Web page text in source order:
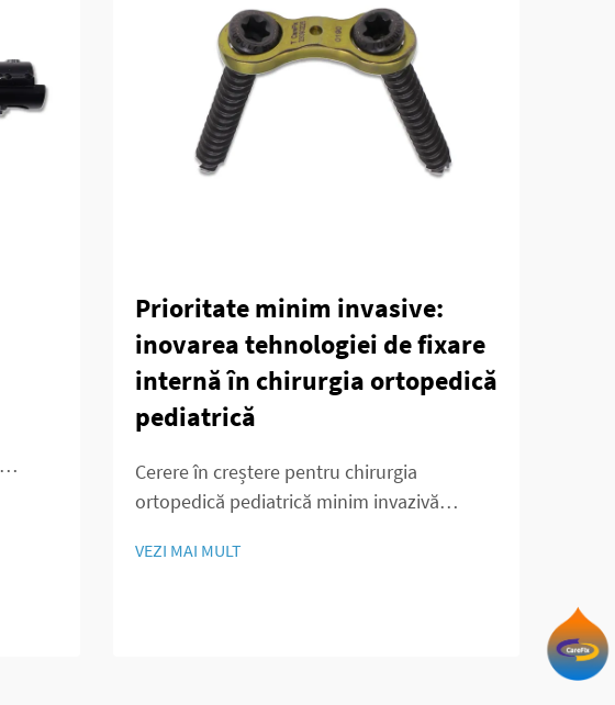
Prioritate minim invasive:
inovarea tehnologiei de fixare
internă în chirurgia ortopedică
pediatrică
Cerere în creștere pentru chirurgia
ortopedică pediatrică minim invazivă
musculoscheletale la copii Am observat o
VEZI MAI MULT
VEZI